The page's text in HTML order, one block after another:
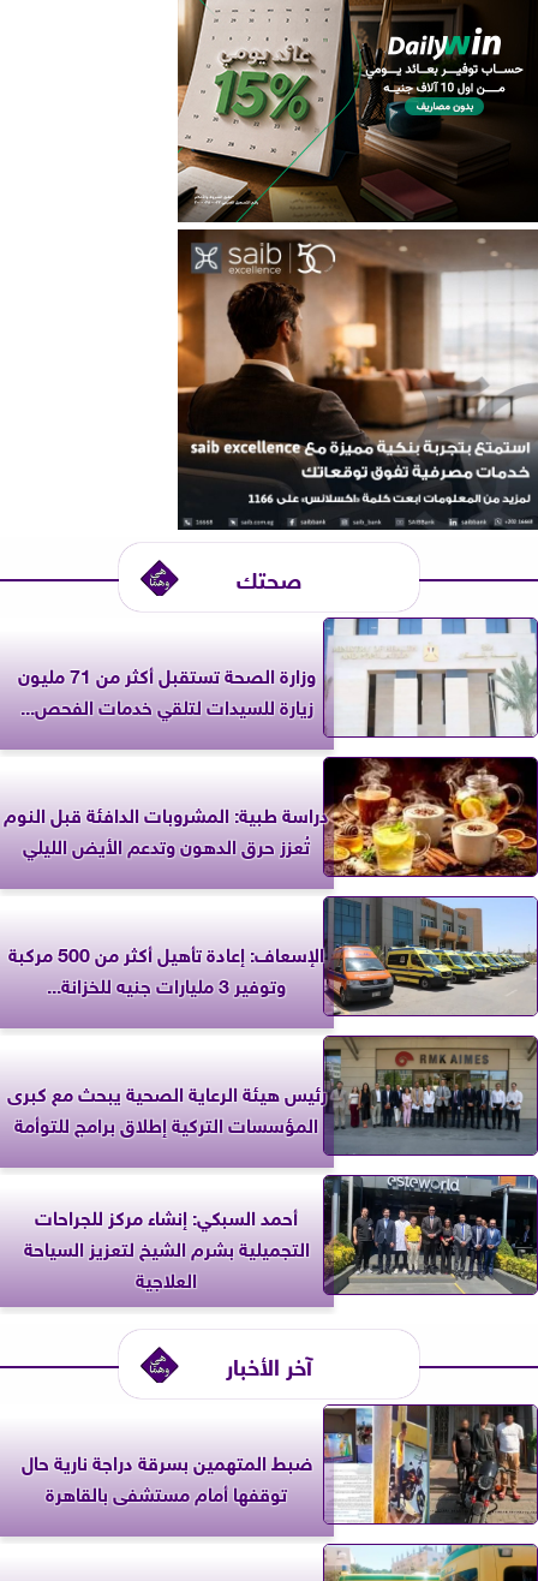
صحتك
وزارة الصحة تستقبل أكثر من 71 مليون
زيارة للسيدات لتلقي خدمات الفحص...
دراسة طبية: المشروبات الدافئة قبل النوم
تُعزز حرق الدهون وتدعم الأيض الليلي
الإسعاف: إعادة تأهيل أكثر من 500 مركبة
وتوفير 3 مليارات جنيه للخزانة...
رئيس هيئة الرعاية الصحية يبحث مع كبرى
المؤسسات التركية إطلاق برامج للتوأمة
أحمد السبكي: إنشاء مركز للجراحات
التجميلية بشرم الشيخ لتعزيز السياحة
العلاجية
آخر الأخبار
ضبط المتهمين بسرقة دراجة نارية حال
توقفها أمام مستشفى بالقاهرة